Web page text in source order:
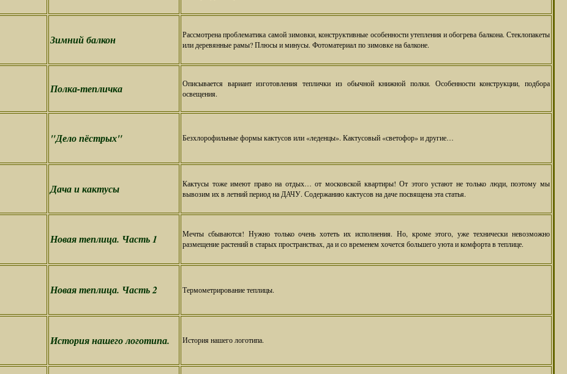
Зимний балкон
Рассмотрена проблематика самой зимовки, конструктивные особенности утепления и обогрева балкона. Стеклопакеты
или деревянные рамы? Плюсы и минусы. Фотоматериал по зимовке на балконе.
Полка-тепличка
Описывается вариант изготовления теплички из обычной книжной полки. Особенности конструкции, подбора
освещения.
"Дело пёстрых" Безхлорофильные формы кактусов или «леденцы». Кактусовый «светофор» и другие…
Дача и кактусы
Кактусы тоже имеют право на отдых… от московской квартиры! От этого устают не только люди, поэтому мы
вывозим их в летний период на ДАЧУ. Содержанию кактусов на даче посвящена эта статья.
Новая теплица. Часть 1
Мечты сбываются! Нужно только очень хотеть их исполнения. Но, кроме этого, уже технически невозможно
размещение растений в старых пространствах, да и со временем хочется большего уюта и комфорта в теплице.
Новая теплица. Часть 2 Термометрирование теплицы.
История нашего логотипа. История нашего логотипа.